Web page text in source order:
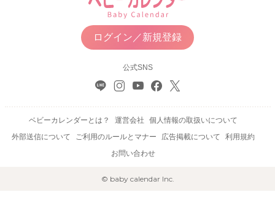
ログイン／新規登録
公式SNS
ベビーカレンダーとは？ 運営会社
個人情報の取扱いについて
外部送信について
ご利用のルールとマナー 広告掲載について
利用規約
お問い合わせ
© baby calendar Inc.